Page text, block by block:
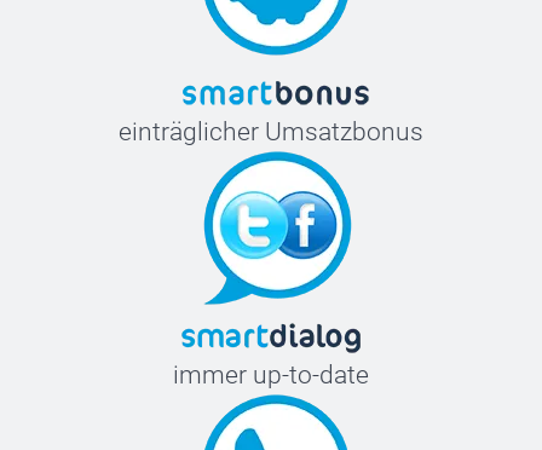
58-60 cm
einträglicher Umsatzbonus
immer up-to-date